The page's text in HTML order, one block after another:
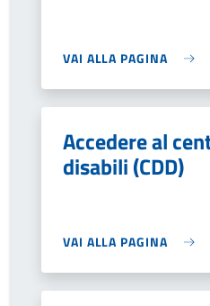
VAI ALLA PAGINA
Accedere al
disabili (CDD)
VAI ALLA PAGINA